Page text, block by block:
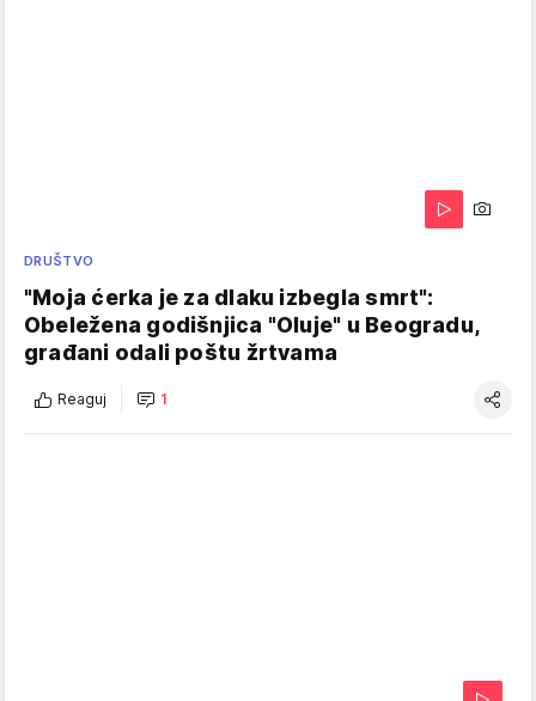
DRUŠTVO
"Moja ćerka je za dlaku izbegla smrt":
Obeležena godišnjica "Oluje" u Beogradu,
građani odali poštu žrtvama
Reaguj 1